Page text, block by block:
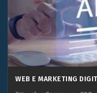
WEB E MARKETING